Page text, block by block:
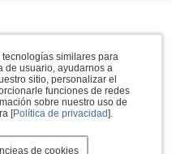
see
similares para
de usuario, ayudarnos a
sitio, personalizar el
funciones de redes
sobre nuestro uso de
[Política de privacidad].
de cookies